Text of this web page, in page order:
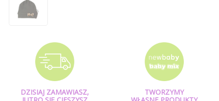
DZISIAJ ZAMAWIASZ,
TWORZYMY